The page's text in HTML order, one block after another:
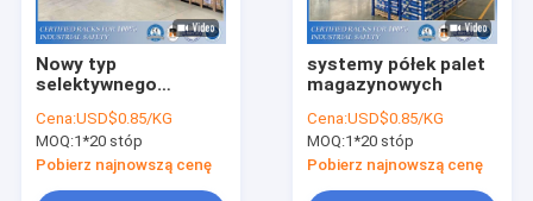
Filmy
O nas
Wycieczka po fabryce
Nowy typ
selektywnego
paletowych do
przechowywania w
magazynie
Cena:USD$0.85/KG
MOQ:1*20 stóp
Pobierz najnowszą cenę
systemy półek palet
magazynowych
Cena:USD$0.85/KG
MOQ:1*20 stóp
Pobierz najnowszą cenę